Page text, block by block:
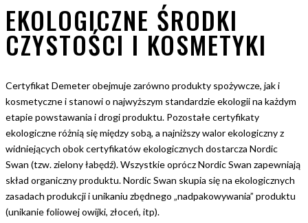
EKOLOGICZNE ŚRODKI
CZYSTOŚCI I KOSMETYKI
Certyfikat Demeter obejmuje zarówno produkty spożywcze, jak i
kosmetyczne i stanowi o najwyższym standardzie ekologii na każdym
etapie powstawania i drogi produktu. Pozostałe certyfikaty
ekologiczne różnią się między sobą, a najniższy walor ekologiczny z
widniejących obok certyfikatów ekologicznych dostarcza Nordic
Swan (tzw. zielony łabędź). Wszystkie oprócz Nordic Swan zapewniają
skład organiczny produktu. Nordic Swan skupia się na ekologicznych
zasadach produkcji i unikaniu zbędnego „nadpakowywania” produktu
(unikanie foliowej owijki, złoceń, itp).